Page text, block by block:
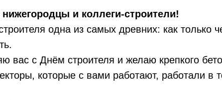
и коллеги-строители!
одна из самых древних: как только
вас с Днём строителя и желаю крепкого
которые с вами работают, работали в